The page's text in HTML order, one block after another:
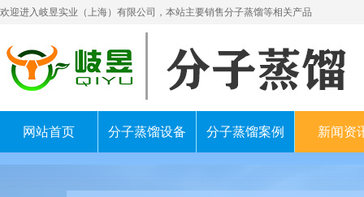
欢迎进入岐昱实业（上海）有限公司，本站主要销售分子蒸馏等相关产品
网站首页 分子蒸馏设备 分子蒸馏案例 新闻资